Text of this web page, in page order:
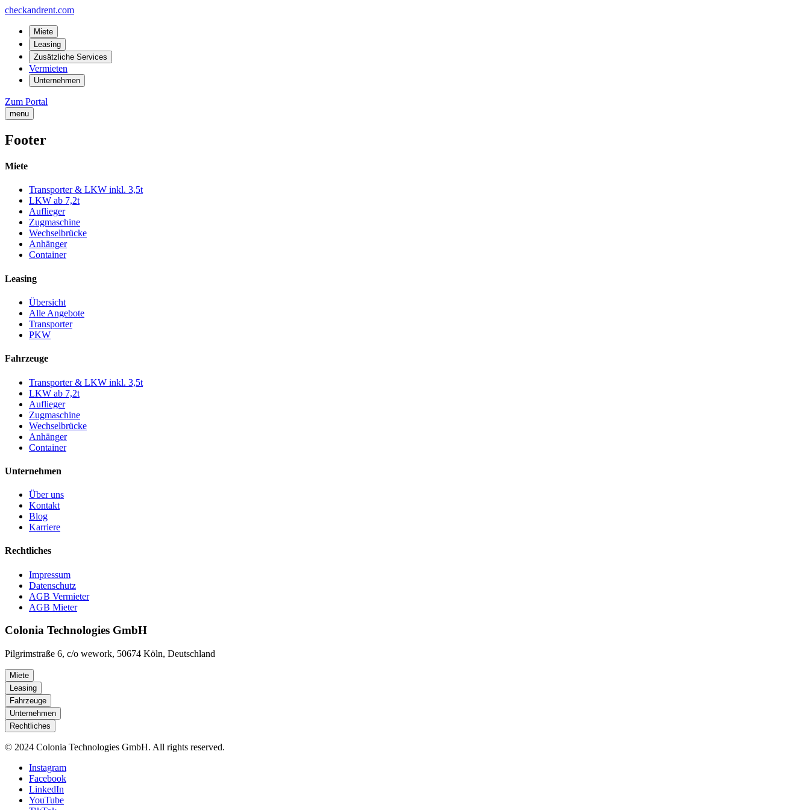
checkandrent.com
Miete
Leasing
Zusätzliche Services
Vermieten
Unternehmen
Zum Portal
menu
Footer
Miete
Transporter & LKW inkl. 3,5t
LKW ab 7,2t
Auflieger
Zugmaschine
Wechselbrücke
Anhänger
Container
Leasing
Übersicht
Alle Angebote
Transporter
PKW
Fahrzeuge
Transporter & LKW inkl. 3,5t
LKW ab 7,2t
Auflieger
Zugmaschine
Wechselbrücke
Anhänger
Container
Unternehmen
Über uns
Kontakt
Blog
Karriere
Rechtliches
Impressum
Datenschutz
AGB Vermieter
AGB Mieter
Colonia Technologies GmbH
Pilgrimstraße 6, c/o wework, 50674 Köln, Deutschland
Miete
Leasing
Fahrzeuge
Unternehmen
Rechtliches
© 2024 Colonia Technologies GmbH. All rights reserved.
Instagram
Facebook
LinkedIn
YouTube